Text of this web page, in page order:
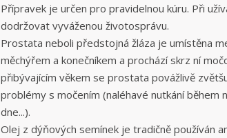
Přípravek je určen pro pravidelnou kúru. Při
dodržovat vyváženou životosprávu.
Prostata neboli předstojná žláza je umístěna
měchýřem a konečníkem a prochází skrz ní
přibývajícím věkem se prostata povážlivě
problémy s močením (naléhavé nutkání během
dne...).
Olej z dýňových semínek je tradičně používán